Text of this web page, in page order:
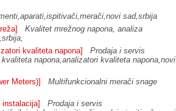
sad,srbija
Kvalitet mrežnog napona, analiza
kvaliteta napona]
Prodaja i servis
napona,analizatori kvaliteta napona,novi
Meters)]
Multifunkcionalni merači snage
Prodaja i servis